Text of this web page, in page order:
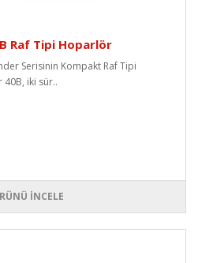
Raf Tipi Hoparlör
Serisinin Kompakt Raf Tipi
iki sür..
İNCELE